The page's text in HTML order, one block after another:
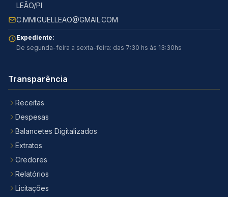
LEÃO/PI
C.MMIGUELLEAO@GMAIL.COM
Expediente:
De segunda-feira a sexta-feira: das 7:30 hs às 13:30hs
Transparência
Receitas
Despesas
Balancetes Digitalizados
Extratos
Credores
Relatórios
Licitações